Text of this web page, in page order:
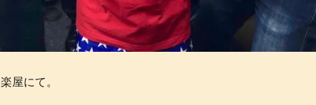
楽屋にて。